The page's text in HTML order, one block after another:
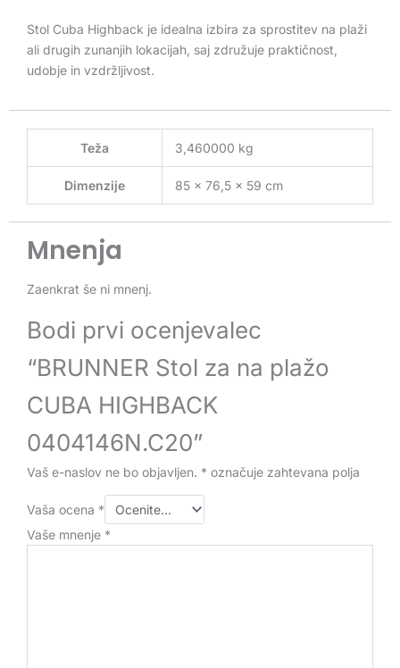
Stol Cuba Highback je idealna izbira za sprostitev na plaži
ali drugih zunanjih lokacijah, saj združuje praktičnost,
udobje in vzdržljivost.
Teža 3,460000 kg
Dimenzije 85 × 76,5 × 59 cm
Mnenja
Zaenkrat še ni mnenj.
Bodi prvi ocenjevalec
“BRUNNER Stol za na plažo
CUBA HIGHBACK
0404146N.C20”
Vaš e-naslov ne bo objavljen. * označuje zahtevana polja
Vaša ocena *
Vaše mnenje *